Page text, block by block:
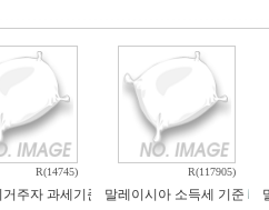
대한 26% 세금청구서의 원인과 해결방법
R(14745)
주자 과세기준
R(117905)
말레이시아 소득세 기준